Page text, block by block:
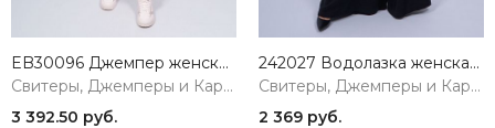
EB30096 Джемпер женский черный VERY NEAT
Свитеры, Джемперы и Кардиганы
3 392.50 руб.
242027 Водолазка женская черный MIRA MIA
Свитеры, Джемперы и Кардиганы
2 369 руб.